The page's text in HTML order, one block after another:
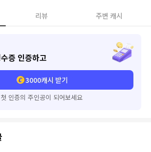
리뷰 주변 캐시
증 인증하고
3000캐시 받기
첫 인증의 주인공이 되어보세요